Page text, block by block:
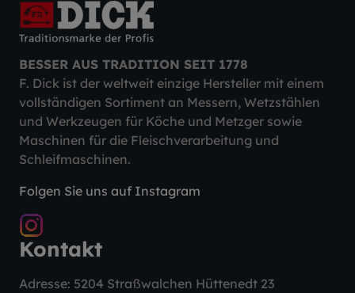
BESSER AUS TRADITION SEIT 1778
F. Dick ist der weltweit einzige Hersteller mit einem
vollständigen Sortiment an Messern, Wetzstählen
und Werkzeugen für Köche und Metzger sowie
Maschinen für die Fleischverarbeitung und
Schleifmaschinen.
Folgen Sie uns auf Instagram
Kontakt
Adresse: 5204 Straßwalchen Hüttenedt 23